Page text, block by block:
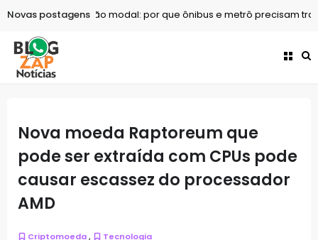
Turismo Integração modal: por que ônibus e metrô precisam
Novas postagens
Nova moeda Raptoreum que
pode ser extraída com CPUs pode
causar escassez do processador
AMD
Criptomoeda,
Tecnologia